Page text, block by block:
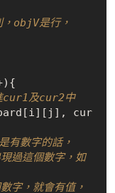
objV是行，
cur1及cur2中
cur
有數字的話，